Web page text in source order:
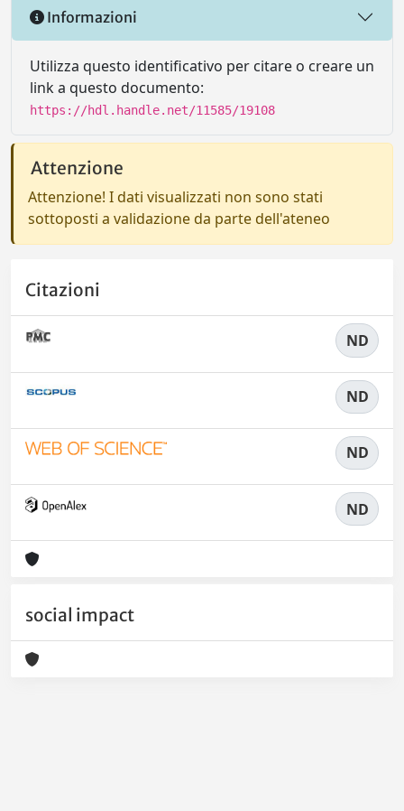
Informazioni
Utilizza questo identificativo per citare o creare un
link a questo documento:
https://hdl.handle.net/11585/19108
Attenzione
Attenzione! I dati visualizzati non sono stati
sottoposti a validazione da parte dell'ateneo
Citazioni
ND
ND
ND
ND
social impact